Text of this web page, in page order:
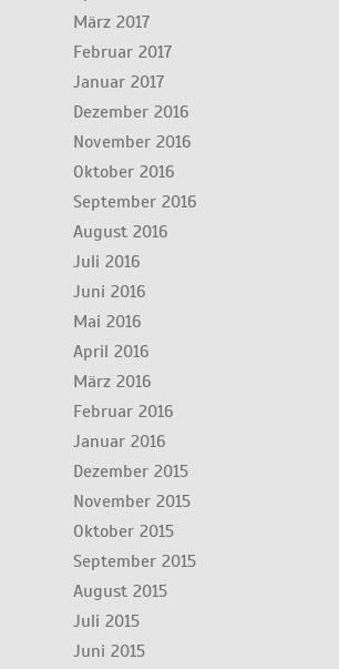
März 2017
Februar 2017
Januar 2017
Dezember 2016
November 2016
Oktober 2016
September 2016
August 2016
Juli 2016
Juni 2016
Mai 2016
April 2016
März 2016
Februar 2016
Januar 2016
Dezember 2015
November 2015
Oktober 2015
September 2015
August 2015
Juli 2015
Juni 2015